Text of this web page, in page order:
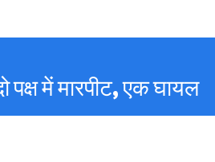
पक्ष में मारपीट, एक घायल